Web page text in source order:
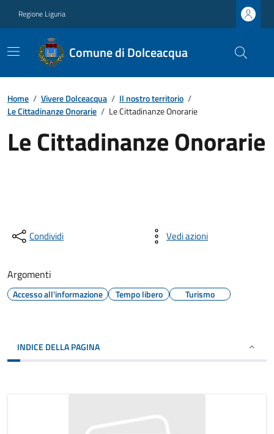
Regione Liguria
Comune di Dolceacqua
Home / Vivere Dolceacqua / Il nostro territorio /
Le Cittadinanze Onorarie / Le Cittadinanze Onorarie
Le Cittadinanze Onorarie
Condividi Vedi azioni
Argomenti
Accesso all'informazione Tempo libero Turismo
INDICE DELLA PAGINA